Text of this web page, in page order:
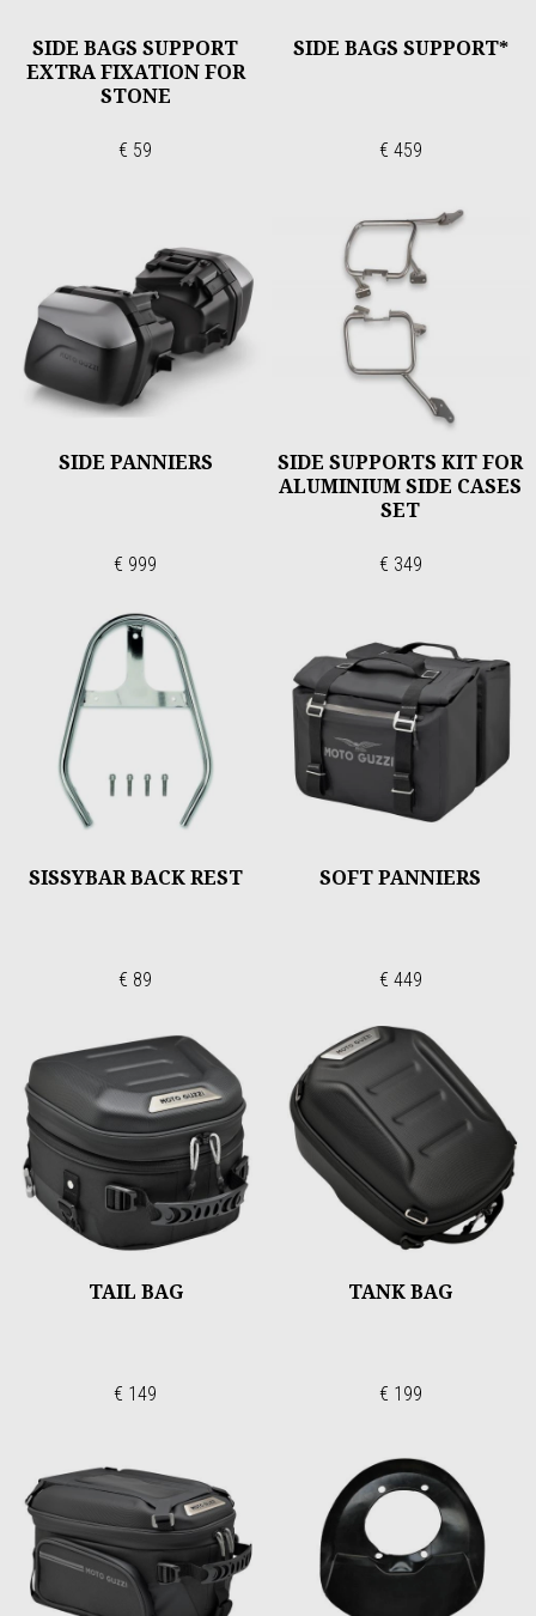
SIDE BAGS SUPPORT
EXTRA FIXATION FOR
STONE
€ 59
SIDE BAGS SUPPORT*
€ 459
SIDE PANNIERS
€ 999
SIDE SUPPORTS KIT FOR
ALUMINIUM SIDE CASES
SET
€ 349
SISSYBAR BACK REST
€ 89
SOFT PANNIERS
€ 449
TAIL BAG
€ 149
TANK BAG
€ 199